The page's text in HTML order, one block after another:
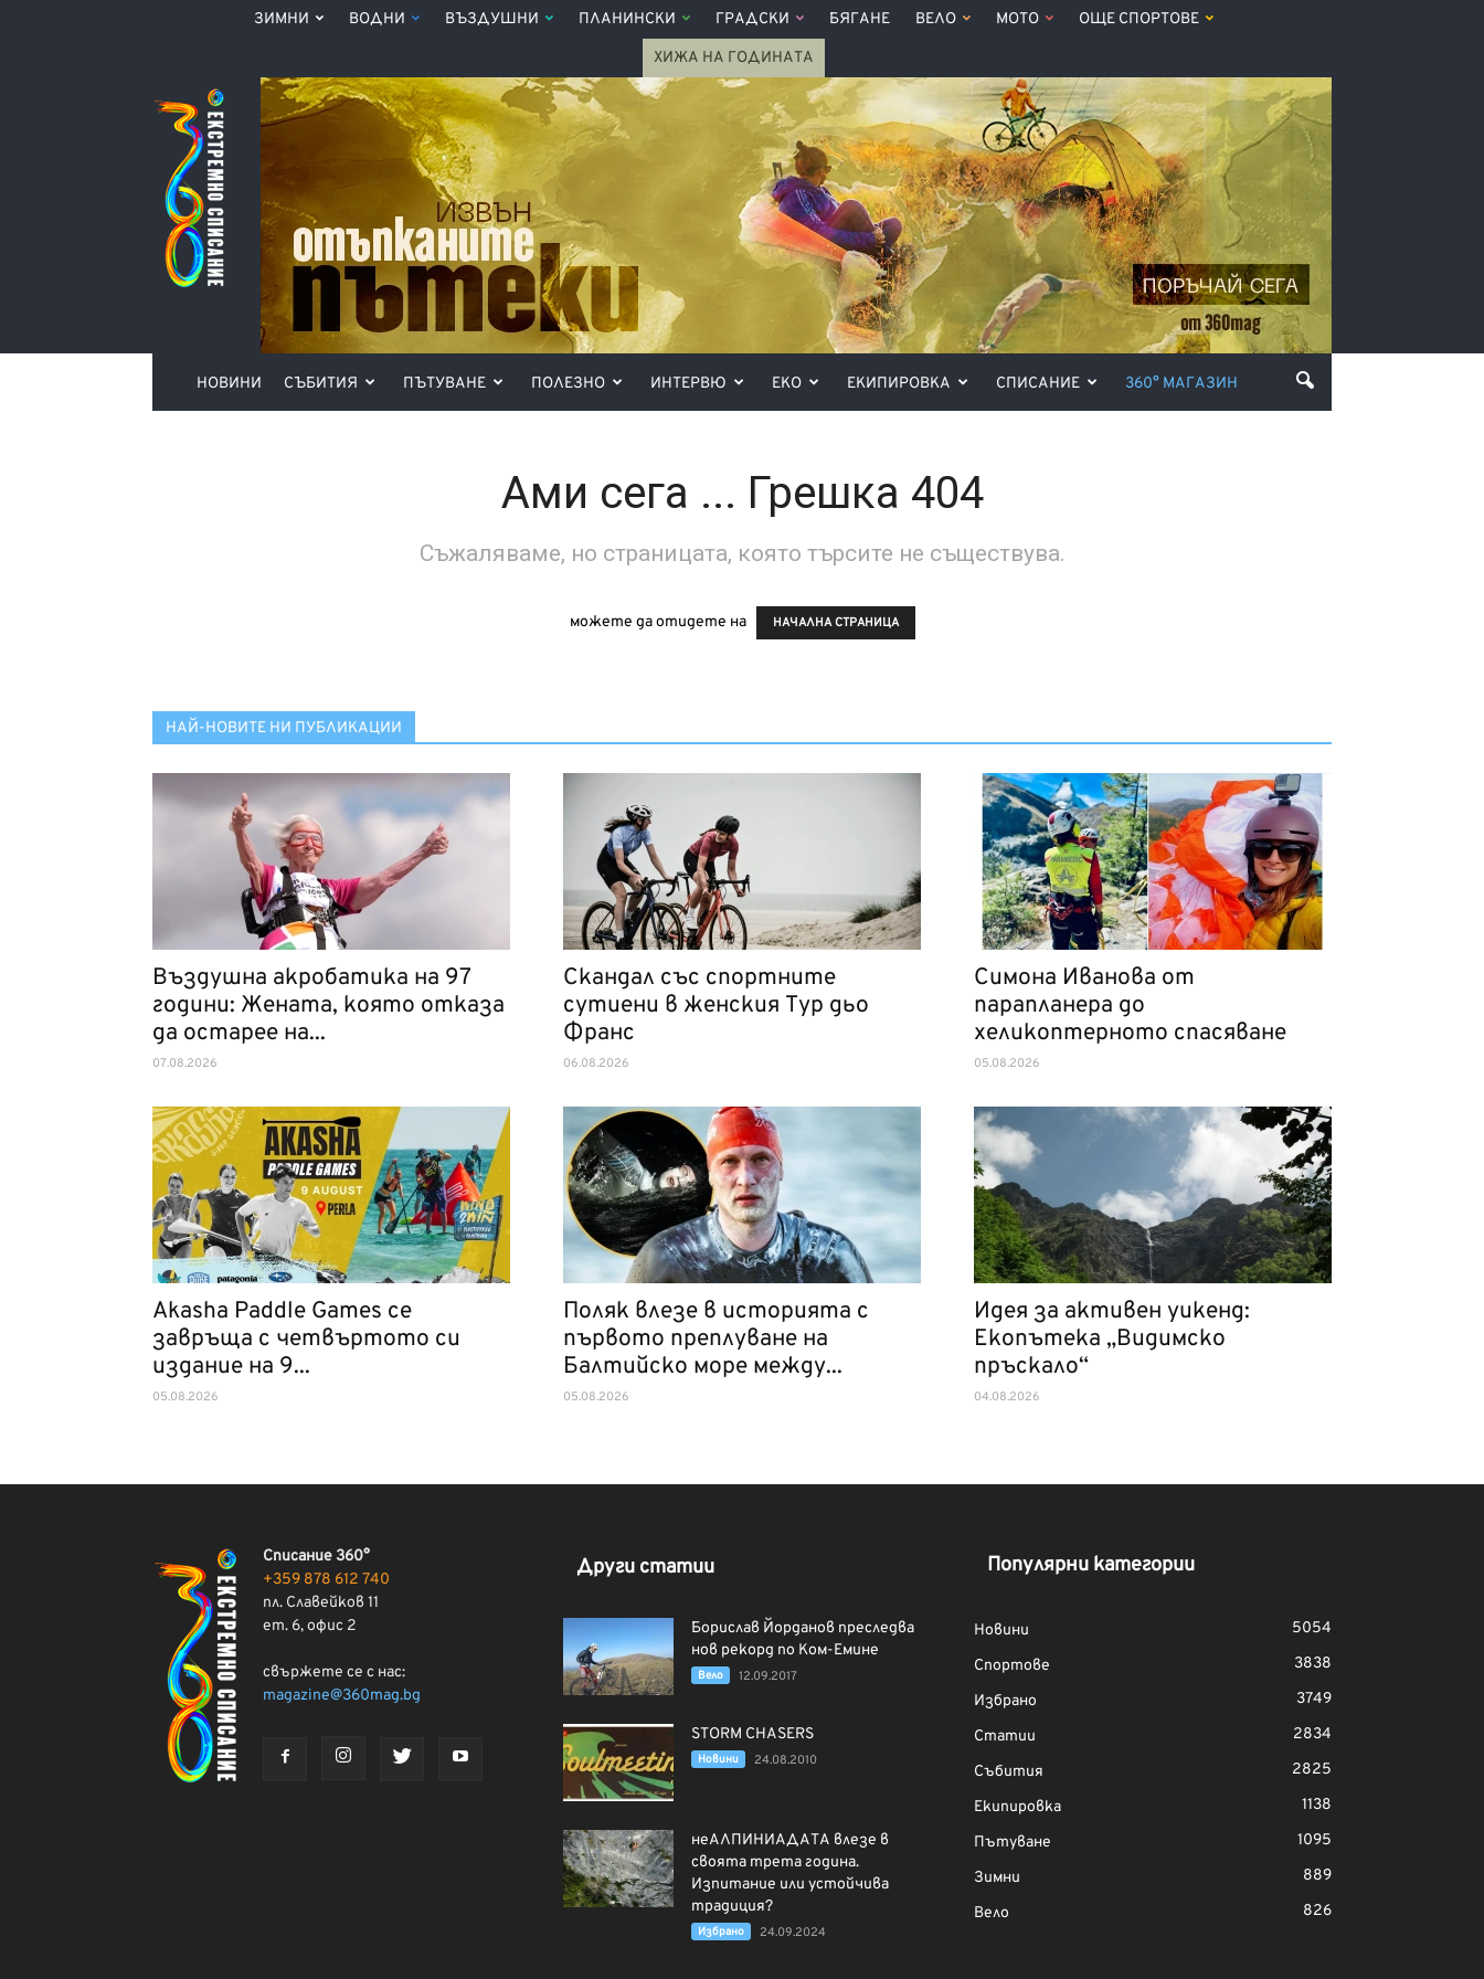
ЗИМНИ ВОДНИ ВЪЗДУШНИ ПЛАНИНСКИ ГРАДСКИ БЯГАНЕ ВЕЛО МОТО ОЩЕ СПОРТОВЕ
ХИЖА НА ГОДИНАТА
Списание
360°
НОВИНИ СЪБИТИЯ ПЪТУВАНЕ ПОЛЕЗНО ИНТЕРВЮ ЕКО ЕКИПИРОВКА СПИСАНИЕ 360° МАГАЗИН
Ами сега ... Грешка 404
Съжаляваме, но страницата, която търсите не съществува.
можете да отидете на НАЧАЛНА СТРАНИЦА
НАЙ-НОВИТЕ НИ ПУБЛИКАЦИИ
Въздушна акробатика на 97
години: Жената, която отказа
да остарее на...
07.08.2026
Скандал със спортните
сутиени в женския Тур дьо
Франс
06.08.2026
Симона Иванова от
парапланера до
хеликоптерното спасяване
05.08.2026
Akasha Paddle Games се
завръща с четвъртото си
издание на 9...
05.08.2026
Поляк влезе в историята с
първото преплуване на
Балтийско море между...
05.08.2026
Идея за активен уикенд:
Екопътека „Видимско
пръскало“
04.08.2026
Списание 360°
+359 878 612 740
пл. Славейков 11
ет. 6, офис 2
свържете се с нас:
magazine@360mag.bg
Други статии
Борислав Йорданов преследва
нов рекорд по Ком-Емине
Вело 12.09.2017
STORM CHASERS
Новини 24.08.2010
неАЛПИНИАДАТА влезе в
своята трета година.
Изпитание или устойчива
традиция?
Избрано 24.09.2024
Популярни категории
Новини
5054
Спортове
3838
Избрано
3749
Статии
2834
Събития
2825
Екипировка
1138
Пътуване
1095
Зимни
889
Вело
826